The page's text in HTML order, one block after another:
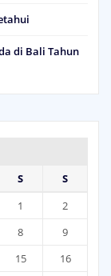
di Bali Tahun
S
S
1
2
8
9
15
16